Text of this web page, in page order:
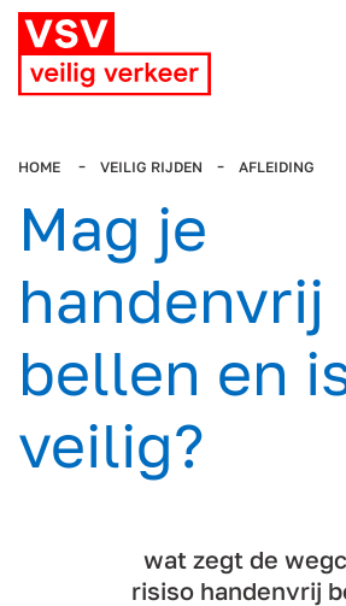
HOME VEILIG RIJDEN AFLEIDING
Mag je
handenvrij
bellen en
veilig?
wat zegt de
risiso handenvrij